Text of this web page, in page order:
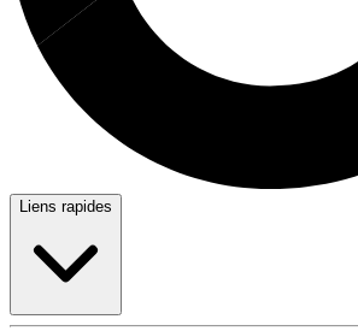
Liens rapides